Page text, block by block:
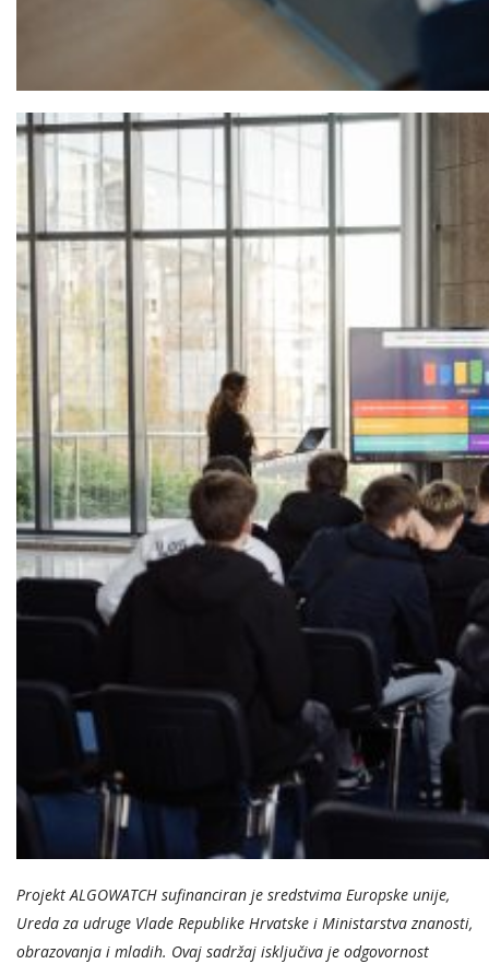
Projekt ALGOWATCH sufinanciran je sredstvima Europske unije,
Ureda za udruge Vlade Republike Hrvatske i Ministarstva znanosti,
obrazovanja i mladih. Ovaj sadržaj isključiva je odgovornost